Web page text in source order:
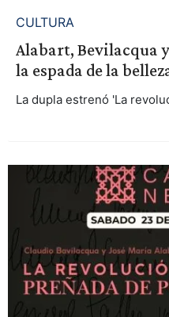
CULTURA
Alabart, Bevilacqua
la espada de la
La dupla estrenó 'La